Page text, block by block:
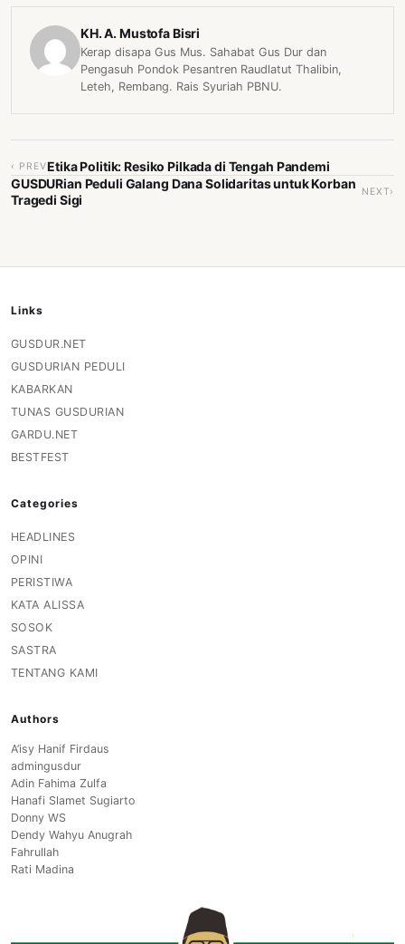
KH. A. Mustofa Bisri
Kerap disapa Gus Mus. Sahabat Gus Dur dan
Pengasuh Pondok Pesantren Raudlatut Thalibin,
Leteh, Rembang. Rais Syuriah PBNU.
‹ PREVEtika Politik: Resiko Pilkada di Tengah Pandemi
GUSDURian Peduli Galang Dana Solidaritas untuk Korban
Tragedi Sigi
NEXT›
Links
GUSDUR.NET
GUSDURIAN PEDULI
KABARKAN
TUNAS GUSDURIAN
GARDU.NET
BESTFEST
Categories
HEADLINES
OPINI
PERISTIWA
KATA ALISSA
SOSOK
SASTRA
TENTANG KAMI
Authors
A’isy Hanif Firdaus
admingusdur
Adin Fahima Zulfa
Hanafi Slamet Sugiarto
Donny WS
Dendy Wahyu Anugrah
Fahrullah
Rati Madina